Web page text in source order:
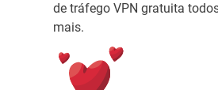
de tráfego VPN gratuita
mais.